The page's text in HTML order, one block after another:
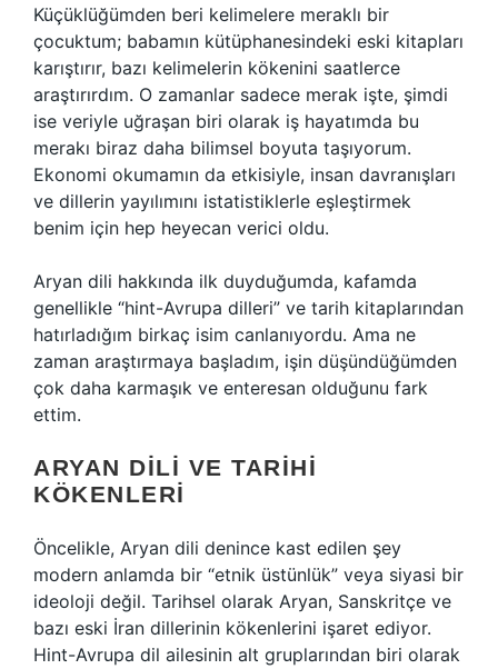
Küçüklüğümden beri kelimelere meraklı bir
çocuktum; babamın kütüphanesindeki eski kitapları
karıştırır, bazı kelimelerin kökenini saatlerce
araştırırdım. O zamanlar sadece merak işte, şimdi
ise veriyle uğraşan biri olarak iş hayatımda bu
merakı biraz daha bilimsel boyuta taşıyorum.
Ekonomi okumamın da etkisiyle, insan davranışları
ve dillerin yayılımını istatistiklerle eşleştirmek
benim için hep heyecan verici oldu.
Aryan dili hakkında ilk duyduğumda, kafamda
genellikle “hint-Avrupa dilleri” ve tarih kitaplarından
hatırladığım birkaç isim canlanıyordu. Ama ne
zaman araştırmaya başladım, işin düşündüğümden
çok daha karmaşık ve enteresan olduğunu fark
ettim.
ARYAN DILI VE TARIHI
KÖKENLERI
Öncelikle, Aryan dili denince kast edilen şey
modern anlamda bir “etnik üstünlük” veya siyasi bir
ideoloji değil. Tarihsel olarak Aryan, Sanskritçe ve
bazı eski İran dillerinin kökenlerini işaret ediyor.
Hint-Avrupa dil ailesinin alt gruplarından biri olarak